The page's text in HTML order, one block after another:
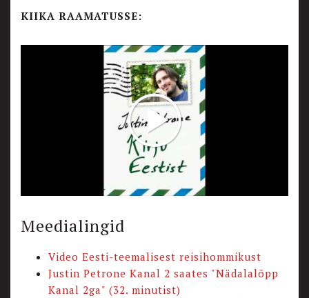
KIIKA RAAMATUSSE:
Meedialingid
Video Eesti-teemalisest reisihommikust
Justin Petrone Kanal 2 saates "Nädalalõpp
Kanal 2ga" (32. minutist)